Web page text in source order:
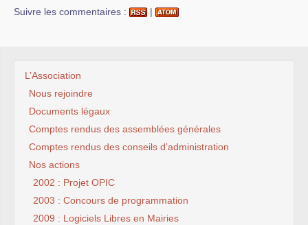
Suivre les commentaires : |
L’Association
Nous rejoindre
Documents légaux
Comptes rendus des assemblées générales
Comptes rendus des conseils d’administration
Nos actions
2002 : Projet OPIC
2003 : Concours de programmation
2009 : Logiciels Libres en Mairies